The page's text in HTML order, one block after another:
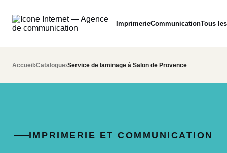
ImprimerieCommunicationTous
Accueil ›Catalogue›Service de laminage à Salon de Provence
IMPRIMERIE ET COMMUNICATION